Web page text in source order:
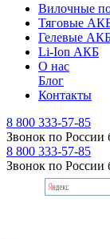
Вилочные
Тяговые
Гелевые
Li-Ion АКБ
О нас
Блог
Контакты
8 800 333-57-85
Звонок по России
8 800 333-57-85
Звонок по России